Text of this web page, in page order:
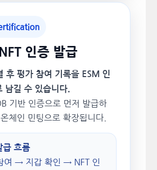
인증 발급
후 평가 참여 기록을 ESM 인
남길 수 있습니다.
기반 인증으로 먼저 발급하
체인 민팅으로 확장됩니다.
급 흐름
여 → 지갑 확인 → NFT 인